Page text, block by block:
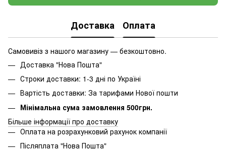
Доставка Оплата
Самовивіз з нашого магазину — безкоштовно.
Доставка "Нова Пошта"
Строки доставки: 1-3 дні по Україні
Вартість доставки: За тарифами Нової пошти
Мінімальна сума замовлення 500грн.
Більше інформації про доставку
Оплата на розрахунковий рахунок компанії
Післяплата "Нова Пошта"